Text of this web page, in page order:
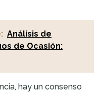
Análisis de
de Ocasión:
hay un consenso